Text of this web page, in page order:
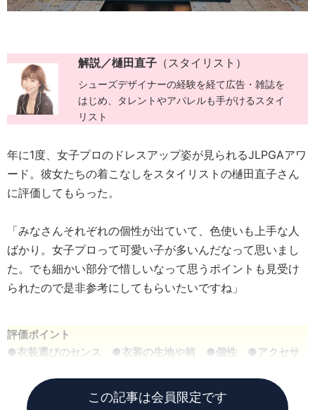
解説／樋田直子 （スタイリスト）
シューズデザイナーの経験を経て広告・雑誌を
はじめ、タレントやアパレルも手がけるスタイ
リスト
年に1度、女子プロのドレスアップ姿が見られるJLPGAアワ
ード。彼女たちの着こなしをスタイリストの樋田直子さん
に評価してもらった。
「みなさんそれぞれの個性が出ていて、色使いも上手な人
ばかり。女子プロって可愛い子が多いんだなって思いまし
た。でも細かい部分で惜しいなって思うポイントも見受け
られたので是非参考にしてもらいたいですね」
評価ポイント
●衣装選びのセンス ●衣装の生地や柄 ●個性 ●アクセサ
この記事は会員限定です